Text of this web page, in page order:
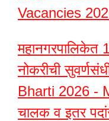
Vacancies
महानगरपालिकेत
नोकरीची
Bharti 2026 -
चालक व इतर